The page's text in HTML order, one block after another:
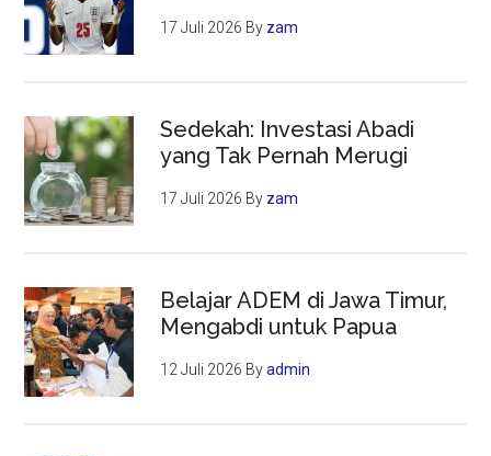
17 Juli 2026 By zam
Sedekah: Investasi Abadi
yang Tak Pernah Merugi
17 Juli 2026 By zam
Belajar ADEM di Jawa Timur,
Mengabdi untuk Papua
12 Juli 2026 Byadmin